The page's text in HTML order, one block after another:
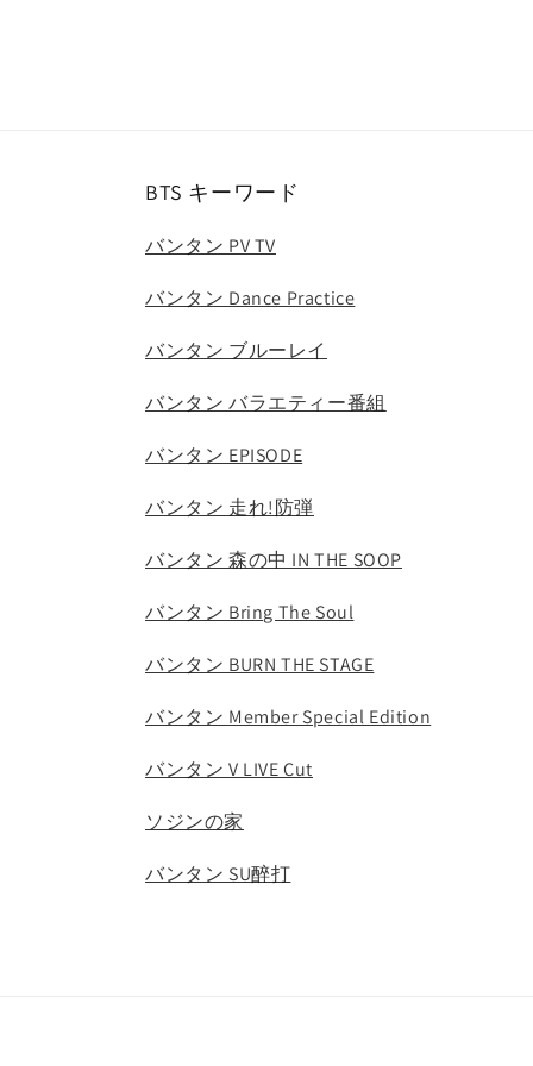
BTS キーワード
バンタン PV TV
バンタン Dance Practice
バンタン ブルーレイ
バンタン バラエティー番組
バンタン EPISODE
バンタン 走れ!防弾
バンタン 森の中 IN THE SOOP
バンタン Bring The Soul
バンタン BURN THE STAGE
バンタン Member Special Edition
バンタン V LIVE Cut
ソジンの家
バンタン SU醉打